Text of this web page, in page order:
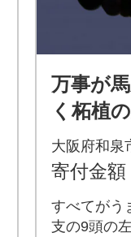
万事が
く柘植
紳士の
大阪府和泉
寄付金額
すべてがう
支の9頭の